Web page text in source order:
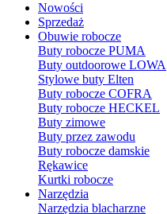
Nowości
Sprzedaż
Obuwie robocze
Buty robocze PUMA
Buty outdoorowe LOWA
Stylowe buty Elten
Buty robocze COFRA
Buty robocze HECKEL
Buty zimowe
Buty przez zawodu
Buty robocze damskie
Rękawice
Kurtki robocze
Narzędzia
Narzędzia blacharzne